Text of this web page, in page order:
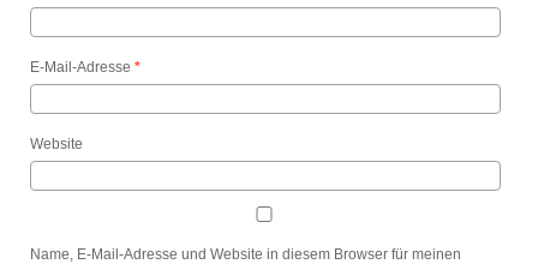
E-Mail-Adresse *
Website
Name, E-Mail-Adresse und Website in diesem Browser für meinen